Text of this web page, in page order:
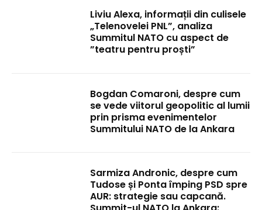
Liviu Alexa, informații din culisele
„Telenovelei PNL”, analiza
Summitul NATO cu aspect de
”teatru pentru proști”
Bogdan Comaroni, despre cum
se vede viitorul geopolitic al lumii
prin prisma evenimentelor
Summitului NATO de la Ankara
Sarmiza Andronic, despre cum
Tudose și Ponta împing PSD spre
AUR: strategie sau capcană.